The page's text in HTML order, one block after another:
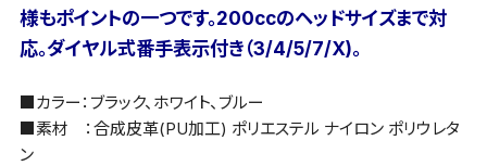
様もポイントの一つです。200ccのヘッドサイズまで対
応。ダイヤル式番手表示付き（3/4/5/7/X)。
■カラー：ブラック、ホワイト、ブルー
■素材 ：合成皮革(PU加工) ポリエステル ナイロン ポリウレタ
ン